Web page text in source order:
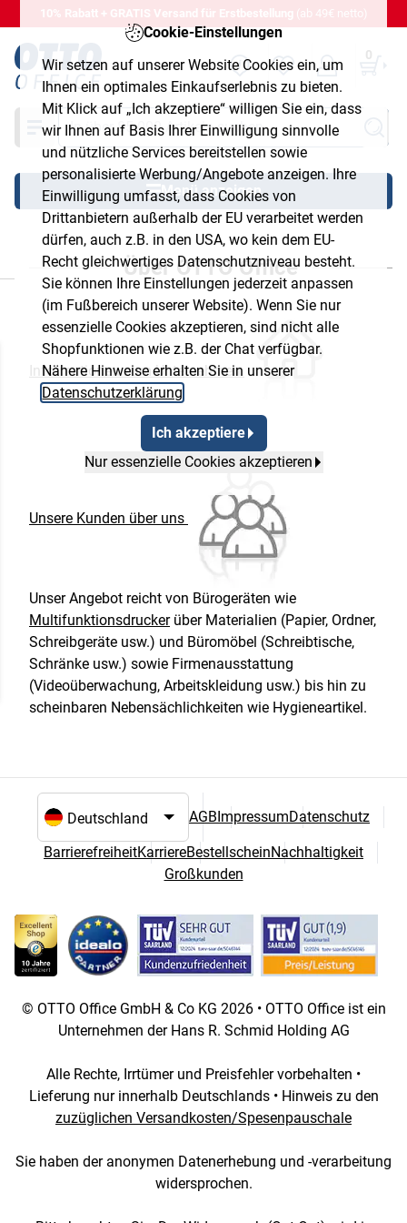
Cookie-Einstellungen
Wir setzen auf unserer Website Cookies ein, um
Ihnen ein optimales Einkaufserlebnis zu bieten.
Mit Klick auf „Ich akzeptiere“ willigen Sie ein, dass
wir Ihnen auf Basis Ihrer Einwilligung sinnvolle
und nützliche Services bereitstellen sowie
personalisierte Werbung/Angebote anzeigen. Ihre
Einwilligung umfasst, dass Cookies von
Drittanbietern außerhalb der EU verarbeitet werden
dürfen, auch z.B. in den USA, wo kein dem EU-
Recht gleichwertiges Datenschutzniveau besteht.
Sie können Ihre Einstellungen jederzeit anpassen
(im Fußbereich unserer Website). Wenn Sie nur
essenzielle Cookies akzeptieren, sind nicht alle
Shopfunktionen wie z.B. der Chat verfügbar.
Nähere Hinweise erhalten Sie in unserer
Datenschutzerklärung
Ich akzeptiere
Nur essenzielle Cookies akzeptieren
10% Rabatt + GRATIS Versand für Erstbestellung (ab 49€ netto)
0
Suche
Menü anzeigen
Über OTTO Office
Informationen zum Unternehmen
Unsere Kunden über uns
Unser Angebot reicht von Bürogeräten wie
Multifunktionsdruckerüber Materialien (Papier, Ordner,
Schreibgeräte usw.) und Büromöbel (Schreibtische,
Schränke usw.) sowie Firmenausstattung
(Videoüberwachung, Arbeitskleidung usw.) bis hin zu
scheinbaren Nebensächlichkeiten wie Hygieneartikel.
Sprach- und Landesauswahl
AGBImpressumDatenschutz
BarrierefreiheitKarriereBestellscheinNachhaltigkeit
Großkunden
© OTTO Office GmbH & Co KG 2026 • OTTO Office ist ein
Unternehmen der Hans R. Schmid Holding AG
Alle Rechte, Irrtümer und Preisfehler vorbehalten •
Lieferung nur innerhalb Deutschlands • Hinweis zu den
zuzüglichen Versandkosten/Spesenpauschale
Sie haben der anonymen Datenerhebung und -verarbeitung
widersprochen.